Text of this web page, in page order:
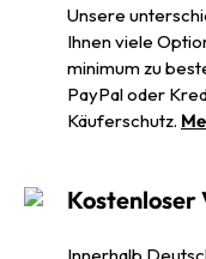
Unsere
Ihnen viele
minimum zu
PayPal oder
Käuferschutz.
Kostenloser
Innerhalb